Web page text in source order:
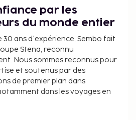
par les
du monde entier
30 ans d'expérience, Sembo fait
Stena, reconnu
Nous sommes reconnus pour
et soutenus par des
de premier plan dans
dans les voyages en